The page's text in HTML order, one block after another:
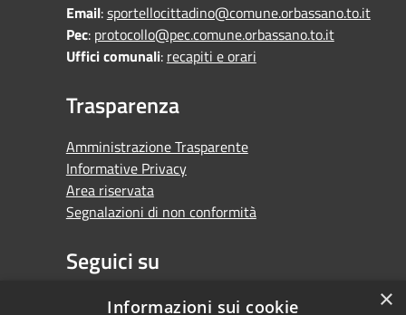
Email:sportellocittadino@comune.orbassano.to.it
Pec: protocollo@pec.comune.orbassano.to.it
Uffici comunali: recapiti e orari
Trasparenza
Amministrazione Trasparente
Informative Privacy
Area riservata
Segnalazioni di non conformità
Seguici su
FacebookYoutubeWhatsapp ×
Informazioni sui cookie